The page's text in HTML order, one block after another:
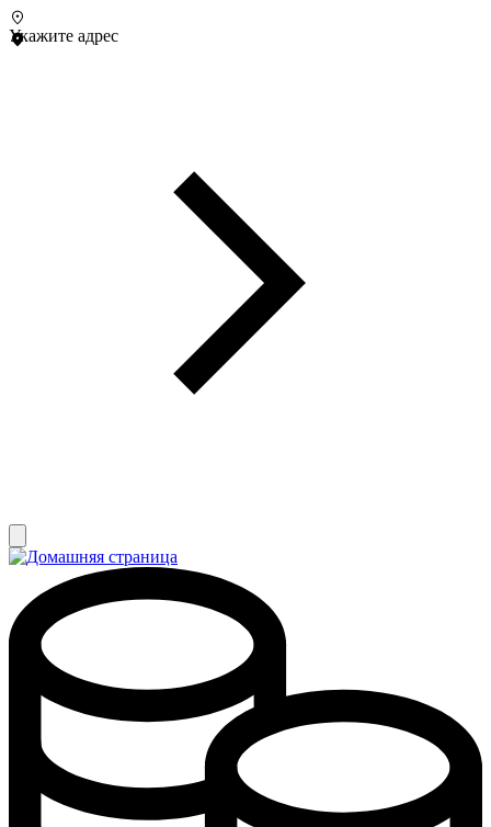
Укажите адрес